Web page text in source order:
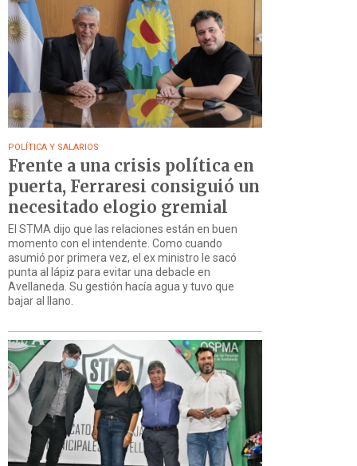
POLÍTICA Y SALARIOS
Frente a una crisis política en
puerta, Ferraresi consiguió un
necesitado elogio gremial
El STMA dijo que las relaciones están en buen
momento con el intendente. Como cuando
asumió por primera vez, el ex ministro le sacó
punta al lápiz para evitar una debacle en
Avellaneda. Su gestión hacía agua y tuvo que
bajar al llano.